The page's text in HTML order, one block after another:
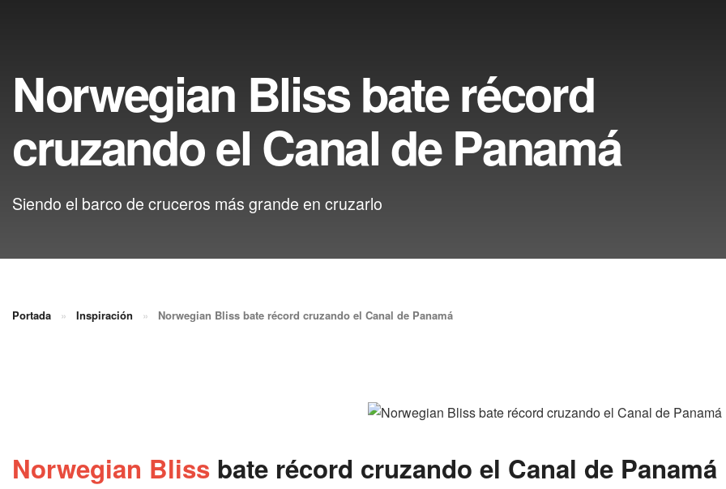
Norwegian Bliss bate récord
cruzando el Canal de Panamá
Siendo el barco de cruceros más grande en cruzarlo
Portada » Inspiración » Norwegian Bliss bate récord cruzando el Canal de Panamá
Norwegian Bliss bate récord cruzando el Canal de Panamá